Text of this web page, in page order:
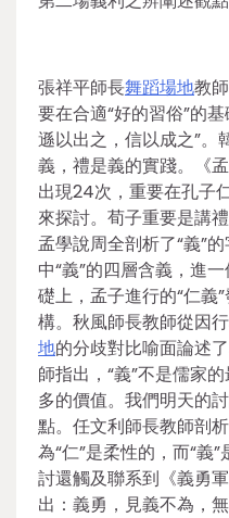
張祥平師長舞蹈場地教
要在合適“好的習俗”的
遜以出之，信以成之”。
義，禮是義的實踐。《
出現24次，重要在孔子
來探討。荀子重要是講
孟學說周全剖析了“義”
中“義”的四層含義，進
礎上，孟子進行的“仁義
構。秋風師長教師從因
地的分歧對比喻面論述
師指出，“義”不是儒家
多的價值。我們明天的
點。任文利師長教師剖
為“仁”是柔性的，而“義
討還觸及聯系到《義勇
出：義勇，見義不為，無